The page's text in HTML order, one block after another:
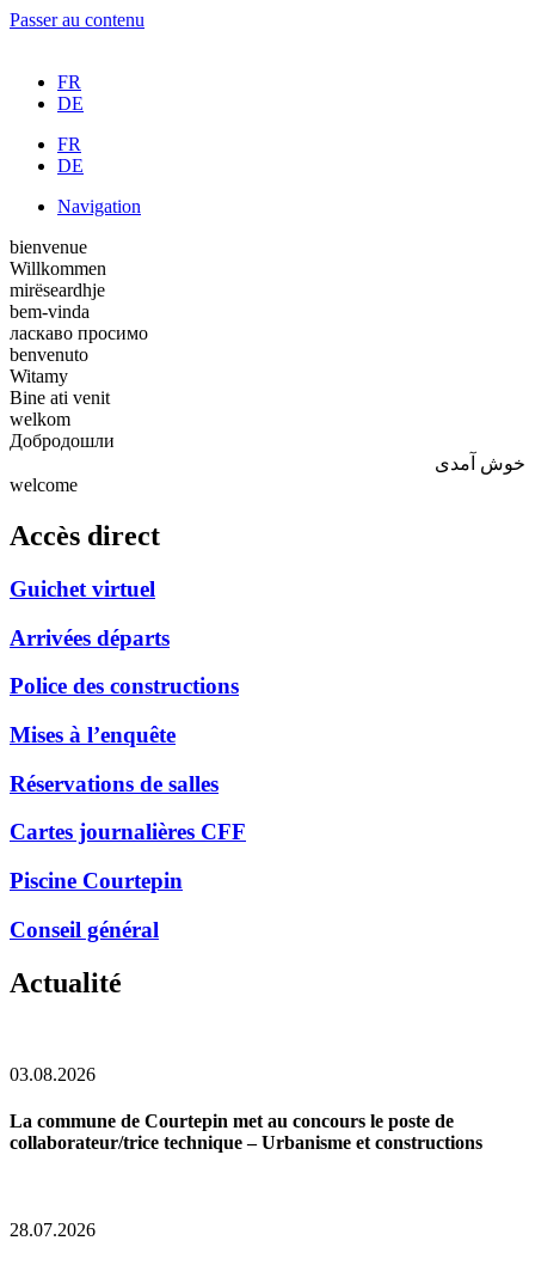
Passer au contenu
FR
DE
FR
DE
Navigation
bienvenue
Willkommen
mirëseardhje
bem-vinda
ласкаво просимо
benvenuto
Witamy
Bine ati venit
welkom
Добродошли
خوش مدی
welcome
Accès direct
Guichet virtuel
Arrivées départs
Police des constructions
Mises à l’enquête
Réservations de salles
Cartes journalières CFF
Piscine Courtepin
Conseil général
Actualité
03.08.2026
La commune de Courtepin met au concours le poste de
collaborateur/trice technique – Urbanisme et constructions
28.07.2026